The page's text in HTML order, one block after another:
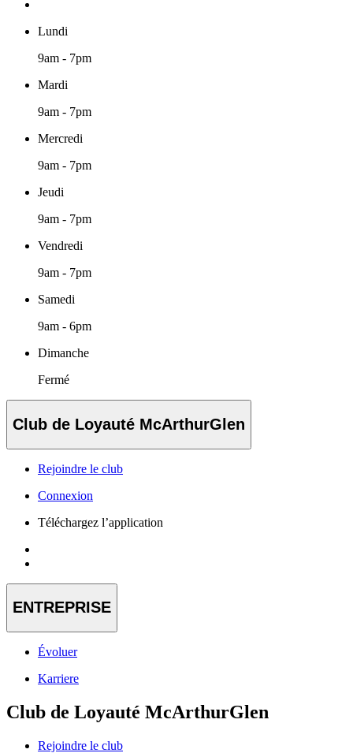
Lundi
9am - 7pm
Mardi
9am - 7pm
Mercredi
9am - 7pm
Jeudi
9am - 7pm
Vendredi
9am - 7pm
Samedi
9am - 6pm
Dimanche
Fermé
Club de Loyauté McArthurGlen
Rejoindre le club
Connexion
Téléchargez l’application
ENTREPRISE
Évoluer
Karriere
Club de Loyauté McArthurGlen
Rejoindre le club